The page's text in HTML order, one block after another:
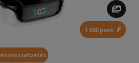
1 500 pont F